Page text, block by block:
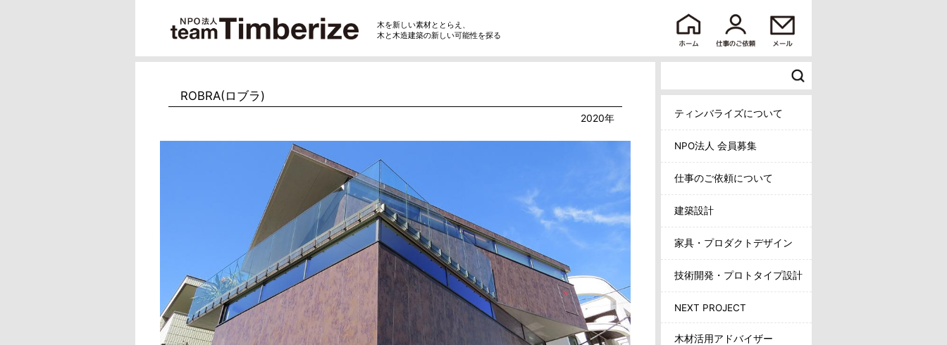
木を新しい素材ととらえ、
木と木造建築の新しい可能性を探る
ティンバライズについて
NPO法人 会員募集
仕事のご依頼について
建築設計
家具・プロダクトデザイン
技術開発・プロトタイプ設計
NEXT PROJECT
木材活用アドバイザー
ROBRA(ロブラ)
2020年